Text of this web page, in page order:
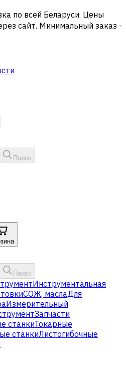
по всей Беларуси. Цены
сайт. Минимальный заказ -
Поиск
Поиск
Инструментальная
СОЖ, маслаДля
Измерительный
Запчасти
станкиТокарные
станкиЛистогибочные